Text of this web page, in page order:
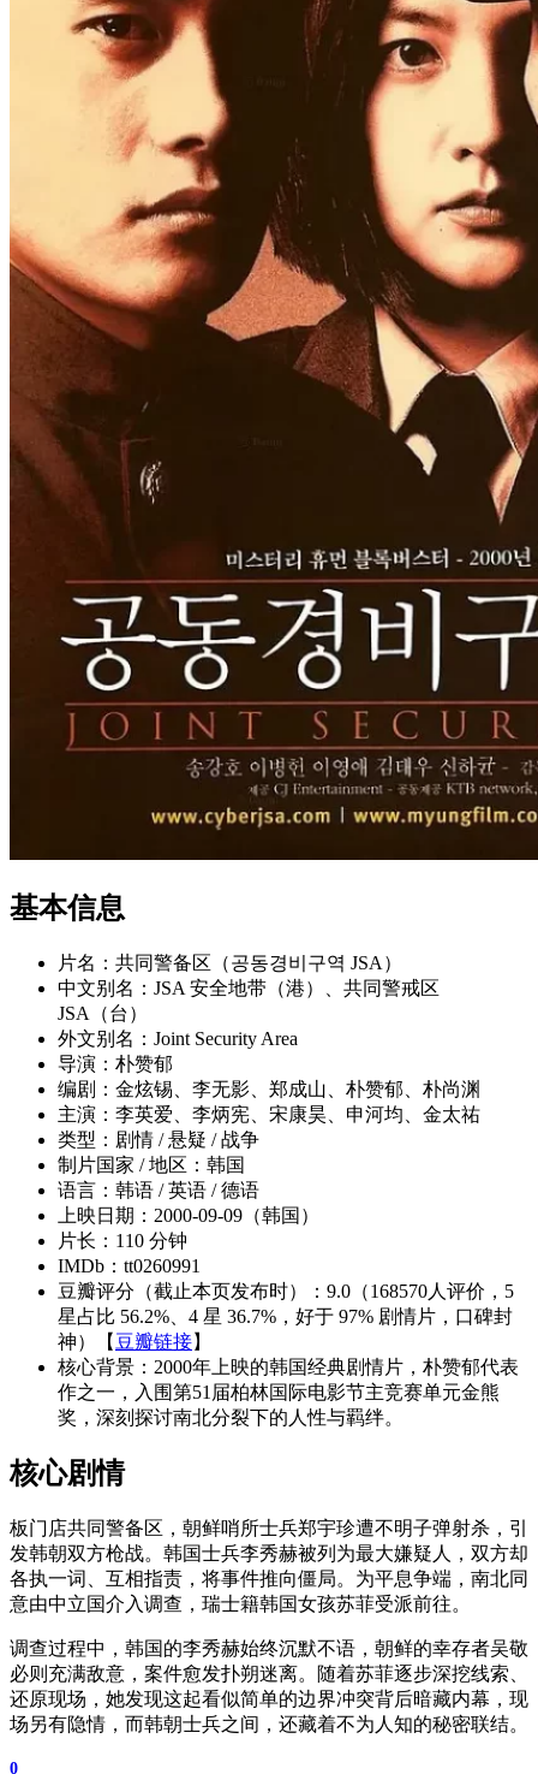
基本信息
片名：共同警备区（공동경비구역 JSA）
中文别名：JSA 安全地带（港）、共同警戒区
JSA（台）
外文别名：Joint Security Area
导演：朴赞郁
编剧：金炫锡、李无影、郑成山、朴赞郁、朴尚渊
主演：李英爱、李炳宪、宋康昊、申河均、金太祐
类型：剧情 / 悬疑 / 战争
制片国家 / 地区：韩国
语言：韩语 / 英语 / 德语
上映日期：2000-09-09（韩国）
片长：110 分钟
IMDb：tt0260991
豆瓣评分（截止本页发布时）：9.0（168570人评价，5
星占比 56.2%、4 星 36.7%，好于 97% 剧情片，口碑封
神）【 豆瓣链接】
核心背景：2000年上映的韩国经典剧情片，朴赞郁代表
作之一，入围第51届柏林国际电影节主竞赛单元金熊
奖，深刻探讨南北分裂下的人性与羁绊。
核心剧情
板门店共同警备区，朝鲜哨所士兵郑宇珍遭不明子弹射杀，引
发韩朝双方枪战。韩国士兵李秀赫被列为最大嫌疑人，双方却
各执一词、互相指责，将事件推向僵局。为平息争端，南北同
意由中立国介入调查，瑞士籍韩国女孩苏菲受派前往。
调查过程中，韩国的李秀赫始终沉默不语，朝鲜的幸存者吴敬
必则充满敌意，案件愈发扑朔迷离。随着苏菲逐步深挖线索、
还原现场，她发现这起看似简单的边界冲突背后暗藏内幕，现
场另有隐情，而韩朝士兵之间，还藏着不为人知的秘密联结。
0